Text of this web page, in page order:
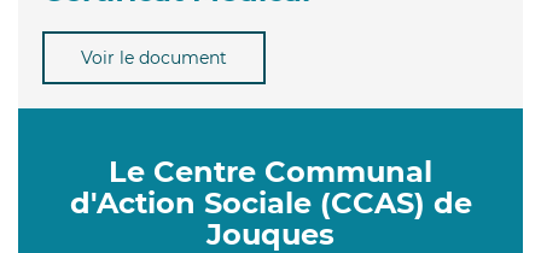
Voir le document
Le Centre Communal
d'Action Sociale (CCAS) de
Jouques